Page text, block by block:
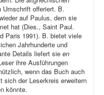
Umschrift offeriert. B.
auf Paulus, dem sie
hat (Dies., Saint Paul.
Paris 1991). B. bietet viele
Jahrhunderte und
Details liefert sie en
ihre Ausführungen
wenn das Buch auch
sich der Leserkreis erweitern
könnte.